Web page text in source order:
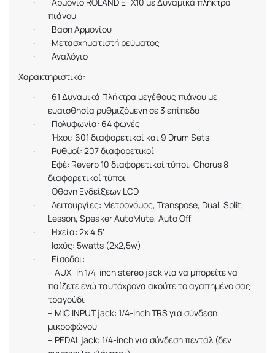
·
Αρμόνιο ROLAND E–X10 με Δυναμικά πλήκτρα
πιάνου
·
Βάση Αρμονίου
·
Μετασχηματιστή ρεύματος
·
Αναλόγιο
Χαρακτηριστικά:
·
61 Δυναμικά Πλήκτρα μεγέθους πιάνου με
ευαισθησία ρυθμιζόμενη σε 3 επίπεδα
·
Πολυφωνία: 64 φωνές
·
Ήχοι: 601 διαφορετικοί και 9 Drum Sets
·
Ρυθμοί: 207 διαφορετικοί
·
Εφέ: Reverb10 διαφορετικοί τύποι, Chorus8
διαφορετικοί τύποι
·
Οθόνη Ενδείξεων LCD
·
Λειτουργίες: Μετρονόμος, Transpose, Dual, Split,
Lesson, Speaker AutoMute, Auto Off
·
Ηχεία: 2x4,5′
·
Ισχύς: 5watts (2x2,5w)
·
Είσοδοι:
– AUX–in1/4-inchstereo jackγια να μπορείτε να
παίζετε ενώ ταυτόχρονα ακούτε το αγαπημένο σας
τραγούδι
– MIC INPUT jack: 1/4-inchTRSγια σύνδεση
μικροφώνου
– PEDAL jack: 1/4-inchγια σύνδεση πεντάλ (δεν